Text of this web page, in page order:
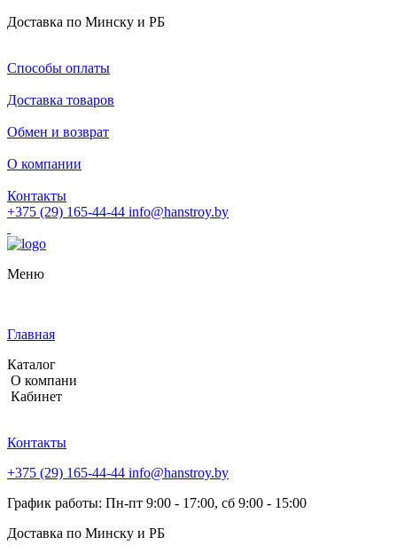
Доставка по Минску и РБ
Способы оплаты
Доставка товаров
Обмен и возврат
О компании
Контакты
+375 (29) 165-44-44 info@hanstroy.by
Меню
Главная
Каталог
О компани
Кабинет
Контакты
+375 (29) 165-44-44 info@hanstroy.by
График работы: Пн-пт 9:00 - 17:00, сб 9:00 - 15:00
Доставка по Минску и РБ